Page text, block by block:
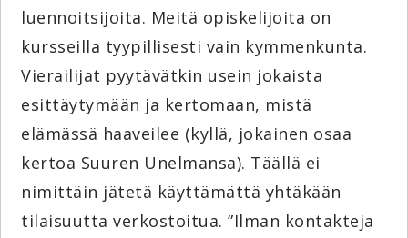
luennoitsijoita. Meitä opiskelijoita on
kursseilla tyypillisesti vain kymmenkunta.
Vierailijat pyytävätkin usein jokaista
esittäytymään ja kertomaan, mistä
elämässä haaveilee (kyllä, jokainen osaa
kertoa Suuren Unelmansa). Täällä ei
nimittäin jätetä käyttämättä yhtäkään
tilaisuutta verkostoitua. ”Ilman kontakteja